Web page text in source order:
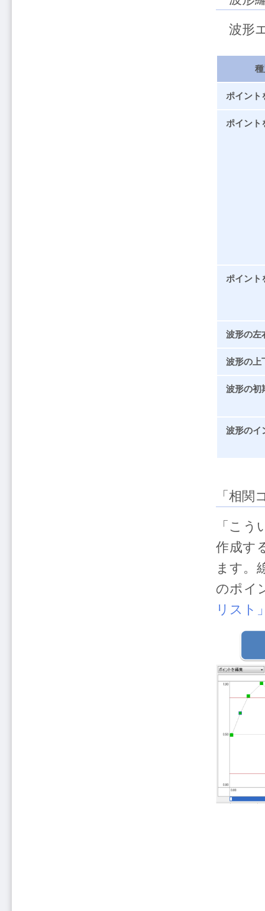
波形
ポイント
ポイント
ポイント
波形の左
波形の上
波形の初
波形のイ
「相関
「こ
作成す
ます。
のポイ
リスト